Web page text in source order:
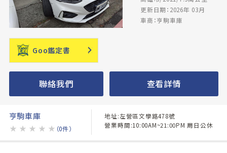
更新日期：2026年 03月
車商：亨駒車庫
Goo鑑定書
聯絡我們 查看詳情
亨駒車庫
★ ★ ★ ★ ★ （0件）
地址:左營區文學路478號
營業時間:10:00AM~21:00PM 周日公休